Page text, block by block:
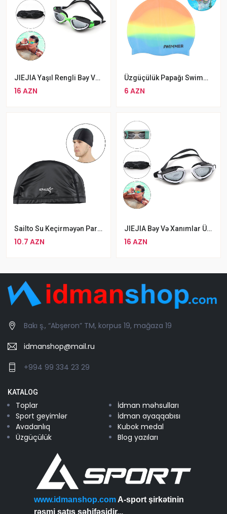
JIEJIA Yaşıl Rengli Bəy Və Xanımlar Üçün Şəffaf Üzgüçülük Eynəyi
16 AZN
Üzgüçülük Papağı Swimmer Rengbereng
6 AZN
Sailto Su Keçirməyən Parça Üzgücülük Papağı
10.7 AZN
JIEJIA Bəy Və Xanımlar Üçün Qara Rengli Şəffaf Üzgüçülük Eynəyi
16 AZN
Bakı ş., “Abşeron” TM, korpus 19, mağaza 19
idmanshop@mail.ru
+994 99 334 23 29
KATALOG
Toplar
İdman məhsulları
Sport geyimlər
İdman ayaqqabısı
Avadanlıq
Kubok medal
Üzgüçülük
Blog yazıları
www.idmanshop.com A-sport şirkətinin
rəsmi satış səhifəsidir...